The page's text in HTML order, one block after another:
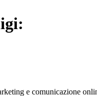
e comunicazione